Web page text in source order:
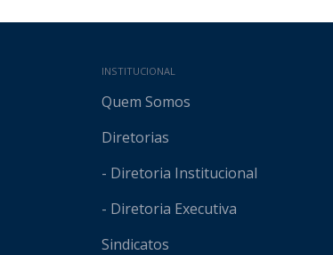
Mapa do
INSTITUCIONAL
Quem Somos
Diretorias
- Diretoria Institucional
- Diretoria Executiva
Sindicatos